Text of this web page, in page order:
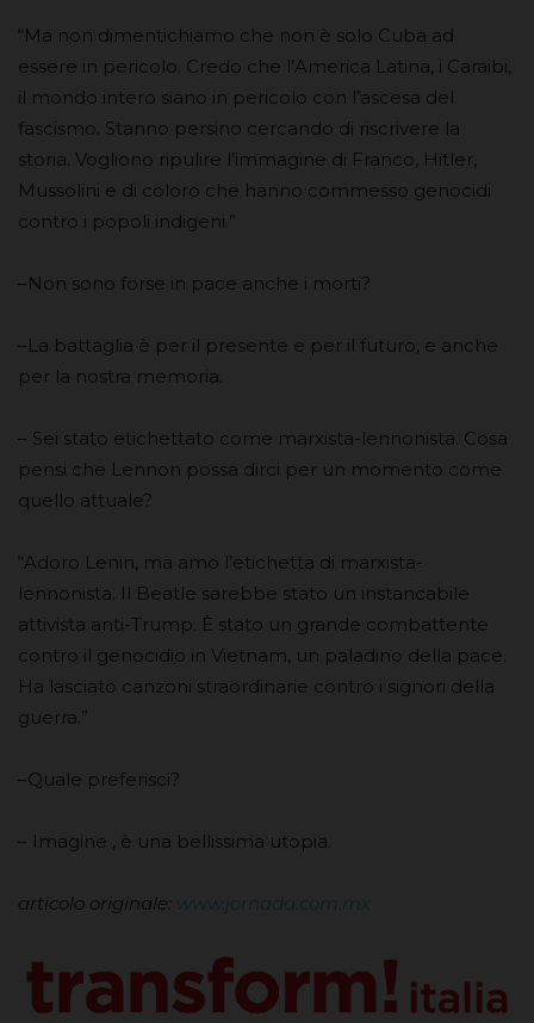
“Ma non dimentichiamo che non è solo Cuba ad
essere in pericolo. Credo che l’America Latina, i Caraibi,
il mondo intero siano in pericolo con l’ascesa del
fascismo. Stanno persino cercando di riscrivere la
storia. Vogliono ripulire l’immagine di Franco, Hitler,
Mussolini e di coloro che hanno commesso genocidi
contro i popoli indigeni.”
–Non sono forse in pace anche i morti?
–La battaglia è per il presente e per il futuro, e anche
per la nostra memoria.
– Sei stato etichettato come marxista-lennonista. Cosa
pensi che Lennon possa dirci per un momento come
quello attuale?
“Adoro Lenin, ma amo l’etichetta di marxista-
lennonista. Il Beatle sarebbe stato un instancabile
attivista anti-Trump. È stato un grande combattente
contro il genocidio in Vietnam, un paladino della pace.
Ha lasciato canzoni straordinarie contro i signori della
guerra.”
–Quale preferisci?
– Imagine , è una bellissima utopia.
articolo originale: www.jornada.com.mx